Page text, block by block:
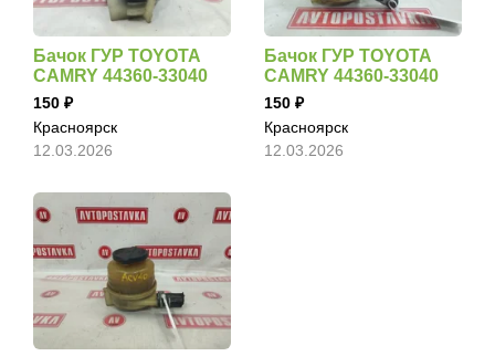
Бачок ГУР TOYOTA
CAMRY 44360-33040
150
Красноярск
12.03.2026
Бачок ГУР TOYOTA
CAMRY 44360-33040
150
Красноярск
12.03.2026